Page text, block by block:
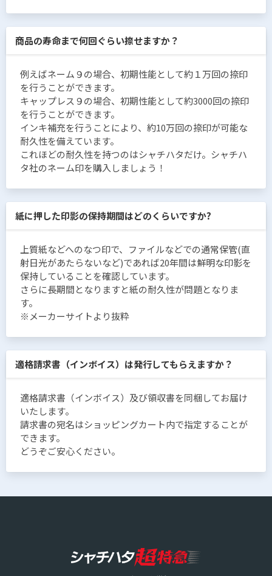
商品の寿命まで何回ぐらい捺せますか？
例えばネーム９の場合、初期性能として約１万回の捺印
を行うことができます。
キャップレス９の場合、初期性能として約3000回の捺印
を行うことができます。
インキ補充を行うことにより、約10万回の捺印が可能な
耐久性を備えています。
これほどの耐久性を持つのはシャチハタだけ。シャチハ
タ社のネーム印を購入しましょう！
紙に押した印影の保持期間はどのくらいですか?
上質紙などへのなつ印で、ファイルなどでの通常保管(直
射日光があたらないなど)であれば20年間は鮮明な印影を
保持していることを確認しています。
さらに長期間となりますと紙の耐久性が問題となりま
す。
※メーカーサイトより抜粋
適格請求書（インボイス）は発行してもらえますか？
適格請求書（インボイス）及び領収書を同梱してお届け
いたします。
請求書の宛名はショッピングカート内で指定することが
できます。
どうぞご安心ください。